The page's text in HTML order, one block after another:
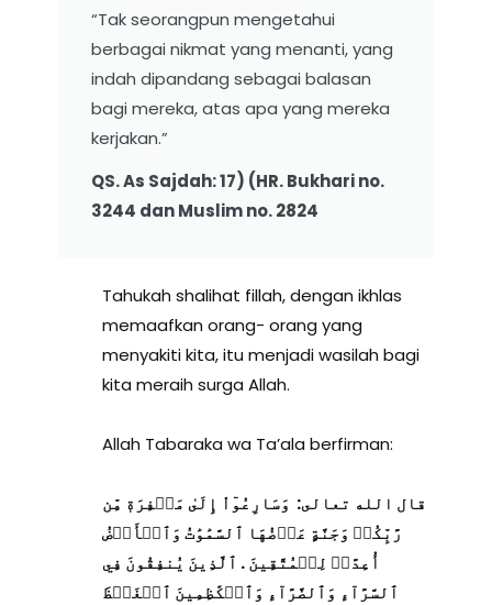
“Tak seorangpun mengetahui
berbagai nikmat yang menanti, yang
indah dipandang sebagai balasan
bagi mereka, atas apa yang mereka
kerjakan.”
QS. As Sajdah: 17) (HR. Bukhari no.
3244 dan Muslim no. 2824
Tahukah shalihat fillah, dengan ikhlas
memaafkan orang- orang yang
menyakiti kita, itu menjadi wasilah bagi
kita meraih surga Allah.
Allah Tabaraka wa Ta’ala berfirman:
قال الله تعالى: وَسَارِعُوٓاْ إِلَىٰ مَغۡفِرَةٖ مِّن
رَّبِّكُمۡ وَجَنَّةٍ عَرۡضُهَا ٱلسَّمَٰوَٰتُ وَٱلۡأَرۡضُ
أُعِدَّتۡ لِلۡمُتَّقِينَ . ٱلَّذِينَ يُنفِقُونَ فِي
ٱلسَّرَّآءِ وَٱلضَّرَّآءِ وَٱلۡكَٰظِمِينَ ٱلۡغَيۡظَ